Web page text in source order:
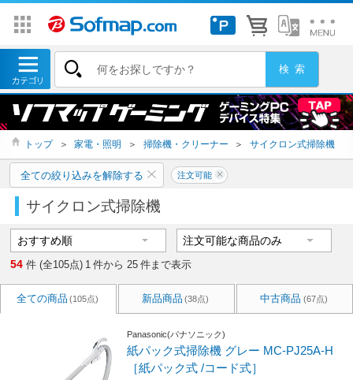
トップ ＞ 家電・照明 ＞ 掃除機・クリーナー ＞ サイクロン式掃除機
全ての絞り込みを解除する 注文可能
サイクロン式掃除機
54 件 (全105点) 1 件から 25 件まで表示
全ての商品 (105点) 新品商品 (38点) 中古商品 (67点)
Panasonic(パナソニック)
紙パック式掃除機 グレー MC-PJ25A-H
［紙パック式 /コード式］